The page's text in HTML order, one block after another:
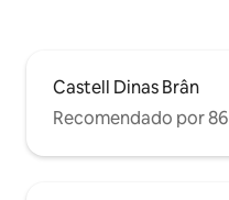
Castell Dinas Brân
Recomendado por